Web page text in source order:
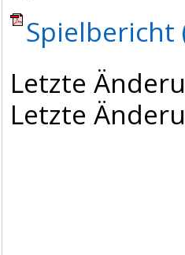
Spielbericht
Letzte
Letzte